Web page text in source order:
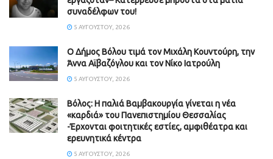
συναδέλφων του!
5 ΑΥΓΟΎΣΤΟΥ, 2026
Ο Δήμος Βόλου τιμά τον Μιχάλη Κουντούρη, την
Άννα Αϊβαζόγλου και τον Νίκο Ιατρούλη
5 ΑΥΓΟΎΣΤΟΥ, 2026
Βόλος: Η παλιά Βαμβακουργία γίνεται η νέα
«καρδιά» του Πανεπιστημίου Θεσσαλίας
-Έρχονται φοιτητικές εστίες, αμφιθέατρα και
ερευνητικά κέντρα
5 ΑΥΓΟΎΣΤΟΥ, 2026